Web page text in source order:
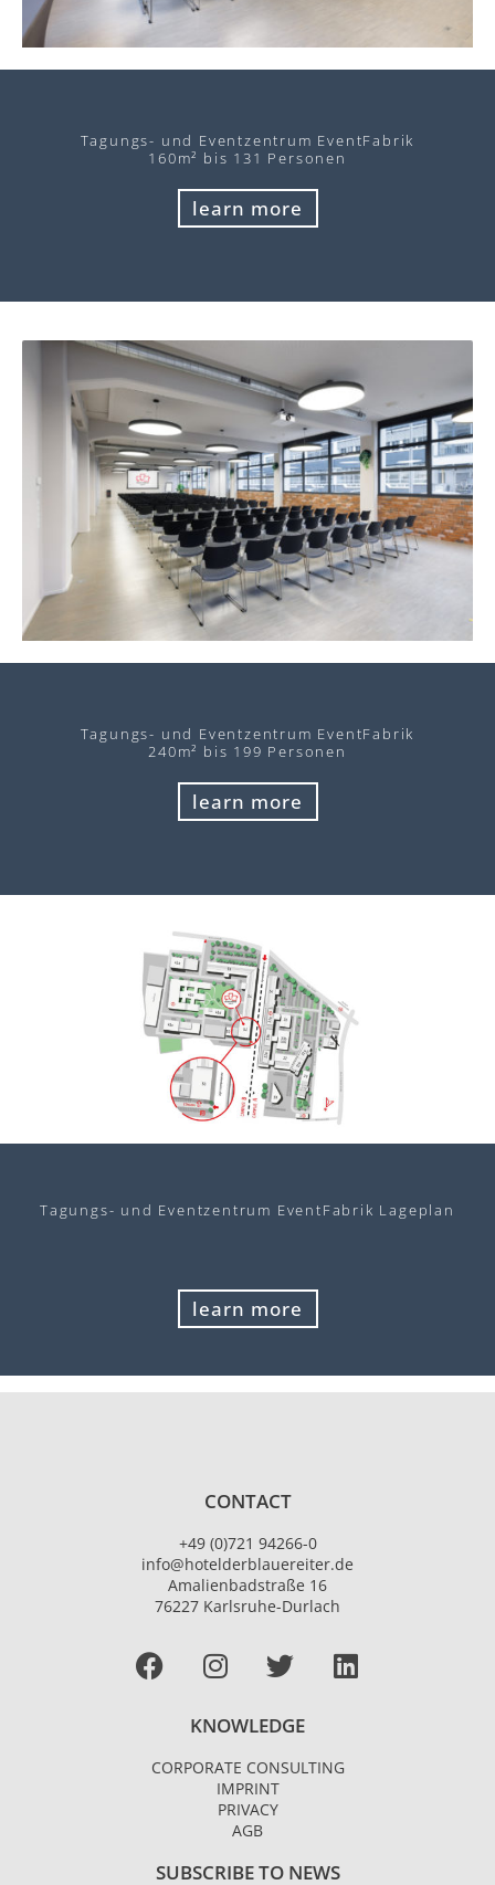
Tagungs- und Eventzentrum EventFabrik
160m² bis 131 Personen
learn more
Tagungs- und Eventzentrum EventFabrik
240m² bis 199 Personen
learn more
Tagungs- und Eventzentrum EventFabrik Lageplan
learn more
CONTACT
+49 (0)721 94266-0
info@hotelderblauereiter.de
Amalienbadstraße 16
76227 Karlsruhe-Durlach
Facebook
I
n
t
a
g
r
m
T
w
t
t
e
L
i
e
KNOWLEDGE
CORPORATE CONSULTING
IMPRINT
PRIVACY
AGB
SUBSCRIBE TO NEWS